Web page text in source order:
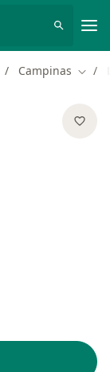
Campinas